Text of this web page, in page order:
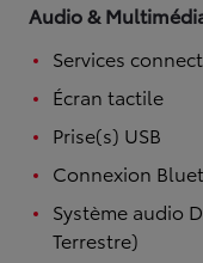
Audio &
Services
Écran tactile
Prise(s) USB
Connexion
Système audio
Terrestre)